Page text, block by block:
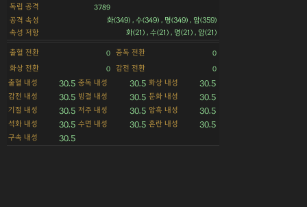
독립 공격 3789
공격 속성
화(349) , 수(349) , 명(349) , 암(359)
속성 저항
화(21) , 수(21) , 명(21) , 암(21)
출혈 전환 0 중독 전환 0
화상 전환 0 감전 전환 0
출혈 내성 30.5 중독 내성 30.5 화상 내성 30.5
감전 내성 30.5 빙결 내성 30.5 둔화 내성 30.5
기절 내성 30.5 저주 내성 30.5 암흑 내성 30.5
석화 내성 30.5 수면 내성 30.5 혼란 내성 30.5
구속 내성 30.5